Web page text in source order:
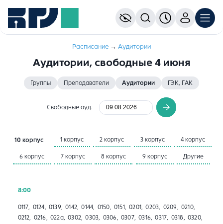
Расписание → Aудитории
Аудитории, свободные 4 июня
Группы Преподаватели Аудитории ГЭК, ГАК
Свободные ауд.
10 корпус 1 корпус 2 корпус 3 корпус 4 корпус
6 корпус 7 корпус 8 корпус 9 корпус Другие
8:00
0117, 0124, 0139, 0142, 0144, 0150, 0151, 0201, 0203, 0209, 0210,
0212, 0216, 022а, 0302, 0303, 0306, 0307, 0316, 0317, 0318, 0320,